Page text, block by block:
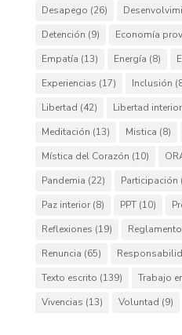
Desapego (26)
Detención (9) Economía
Empatía (13) Energía (8)
Experiencias (17) Inclusión
Libertad (42) Libertad interior
Meditación (13) Mistica (8)
Mística del Corazón (10)
Pandemia (22) Participación
Paz interior(8) PPT(10)
Reflexiones (19) Reglamento
Renuncia (65)
Texto escrito (139) Trabajo
Vivencias (13) Voluntad (9)